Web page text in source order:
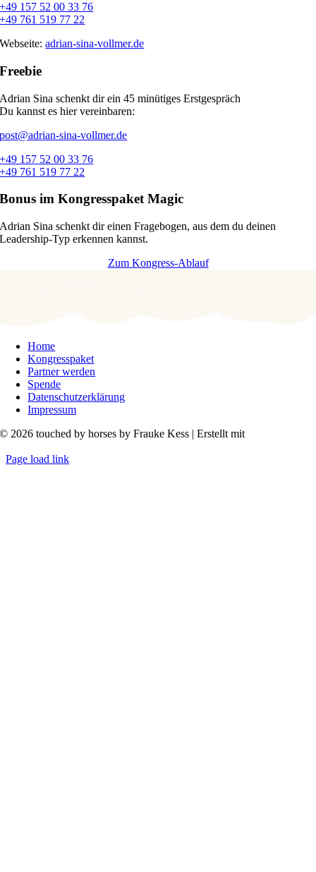
+49 157 52 00 33 76
+49 761 519 77 22
Webseite:adrian-sina-vollmer.de
Freebie
Adrian Sina schenkt dir ein 45 minütiges Erstgespräch
Du kannst es hier vereinbaren:
post@adrian-sina-vollmer.de
+49 157 52 00 33 76
+49 761 519 77 22
Bonus im Kongresspaket Magic
Adrian Sina schenkt dir einen Fragebogen, aus dem du deinen
Leadership-Typ erkennen kannst.
Zum Kongress-Ablauf
Home
Kongresspaket
Partner werden
Spende
Datenschutzerklärung
Impressum
© 2026 touched by horses by Frauke Kess | Erstellt mit
Page load link